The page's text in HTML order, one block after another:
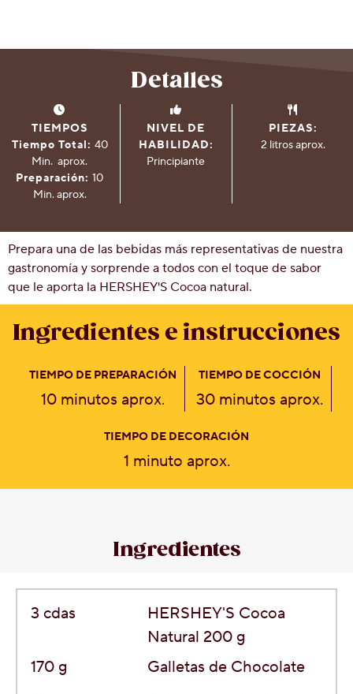
Hershey
Preguntas
más
frecuentes
Proyecto
Cacao
Hershey
Detalles
TIEMPOS
Tiempo Total: 40
Min. aprox.
Preparación:10
Min. aprox.
NIVEL DE
HABILIDAD:
Principiante
PIEZAS:
2 litros aprox.
Prepara una de las bebidas más representativas de nuestra
gastronomía y sorprende a todos con el toque de sabor
que le aporta la HERSHEY'S Cocoa natural.
Ingredientes e instrucciones
TIEMPO DE PREPARACIÓN
10 minutos aprox.
TIEMPO DE COCCIÓN
30 minutos aprox.
TIEMPO DE DECORACIÓN
1 minuto aprox.
Ingredientes
3 cdas
HERSHEY'S Cocoa
Natural 200 g
170g
Galletas de Chocolate